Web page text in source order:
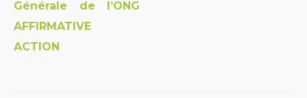
Générale de l’ONG
AFFIRMATIVE
ACTION